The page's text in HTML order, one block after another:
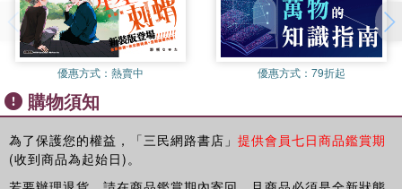
每課課後皆附有心智圖，運用圖像學習，複習課文重點！
優惠方式： 熱賣中 優惠方式： 79折起
購物須知
為了保護您的權益，「三民網路書店」 提供會員七日商品鑑賞期
(收到商品為起始日)。